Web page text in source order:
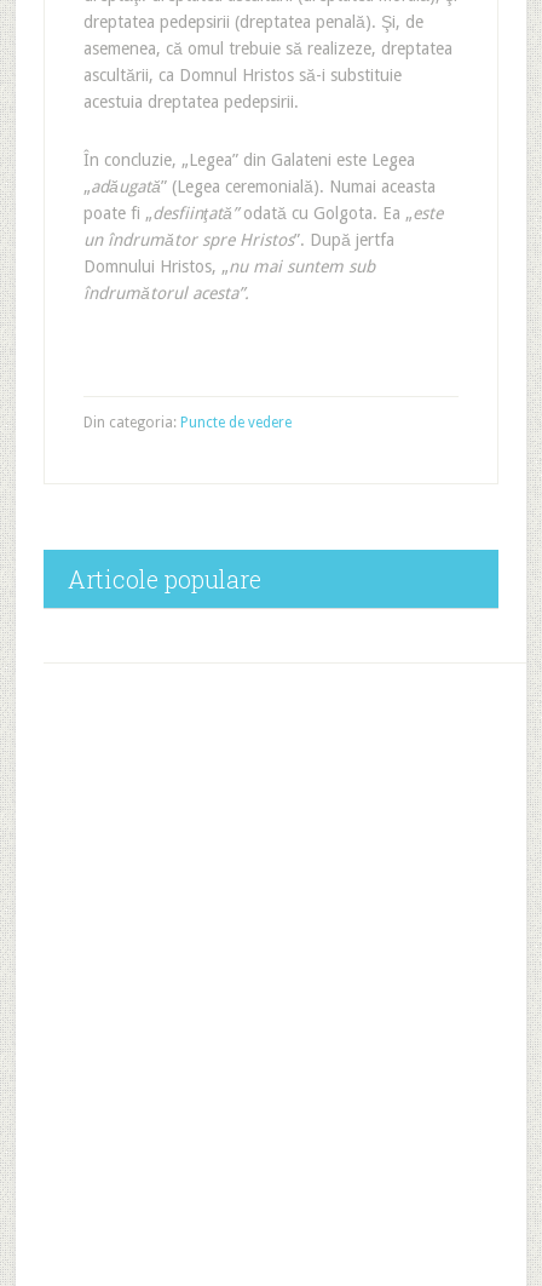
dreptatea pedepsirii (dreptatea penală). Şi, de
asemenea, că omul trebuie să realizeze, dreptatea
ascultării, ca Domnul Hristos să-i substituie
acestuia dreptatea pedepsirii.
În concluzie, „Legea” din Galateni este Legea
„adăugată” (Legea ceremonială). Numai aceasta
poate fi „desfiinţată”odată cu Golgota. Ea „este
un îndrumător spre Hristos”. După jertfa
Domnului Hristos, „nu mai suntem sub
îndrumătorul acesta”.
Din categoria: Puncte de vedere
Articole populare